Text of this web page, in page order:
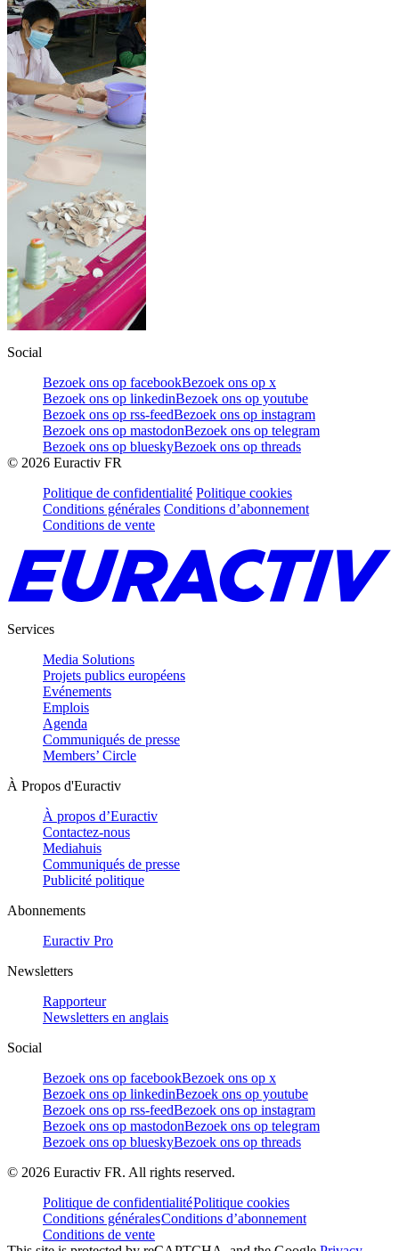
Social
Bezoek ons op facebookBezoek ons op x
Bezoek ons op linkedinBezoek ons op youtube
Bezoek ons op rss-feedBezoek ons op instagram
Bezoek ons op mastodonBezoek ons op telegram
Bezoek ons op blueskyBezoek ons op threads
© 2026 Euractiv FR
Politique de confidentialité Politique cookies
Conditions générales Conditions d’abonnement
Conditions de vente
Services
Media Solutions
Projets publics européens
Evénements
Emplois
Agenda
Communiqués de presse
Members’ Circle
À Propos d'Euractiv
À propos d’Euractiv
Contactez-nous
Mediahuis
Communiqués de presse
Publicité politique
Abonnements
Euractiv Pro
Newsletters
Rapporteur
Newsletters en anglais
Social
Bezoek ons op facebookBezoek ons op x
Bezoek ons op linkedinBezoek ons op youtube
Bezoek ons op rss-feedBezoek ons op instagram
Bezoek ons op mastodonBezoek ons op telegram
Bezoek ons op blueskyBezoek ons op threads
© 2026 Euractiv FR. All rights reserved.
Politique de confidentialitéPolitique cookies
Conditions généralesConditions d’abonnement
Conditions de vente